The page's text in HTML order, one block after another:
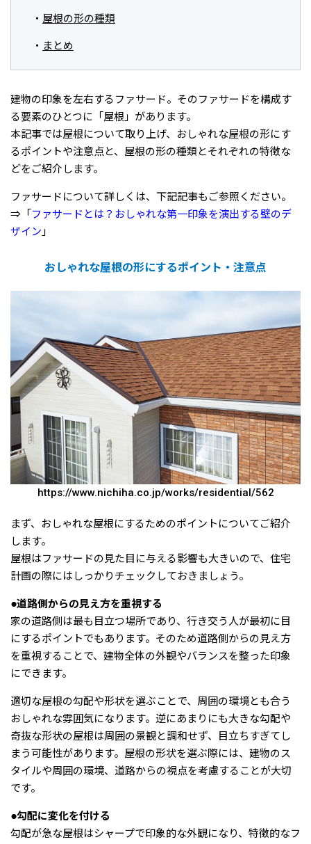
屋根の形の種類
まとめ
建物の印象を左右するファサード。そのファサードを構成す
る要素のひとつに「屋根」があります。
本記事では屋根について取り上げ、おしゃれな屋根の形にす
るポイントや注意点と、屋根の形の種類とそれぞれの特徴な
どをご紹介します。
ファサードについて詳しくは、下記記事もご参照ください。
⇒「 ファサードとは？おしゃれな第一印象を演出する壁のデ
ザイン 」
おしゃれな屋根の形にするポイント・注意点
https://www.nichiha.co.jp/works/residential/562
まず、おしゃれな屋根にするためのポイントについてご紹介
します。
屋根はファサードの見た目に与える影響も大きいので、住宅
計画の際にはしっかりチェックしておきましょう。
●道路側からの見え方を重視する
家の道路側は最も目立つ場所であり、行き交う人が最初に目
にするポイントでもあります。そのため道路側からの見え方
を重視することで、建物全体の外観やバランスを整った印象
にできます。
適切な屋根の勾配や形状を選ぶことで、周囲の環境とも合う
おしゃれな雰囲気になります。逆にあまりにも大きな勾配や
奇抜な形状の屋根は周囲の景観と調和せず、目立ちすぎてし
まう可能性があります。屋根の形状を選ぶ際には、建物のス
タイルや周囲の環境、道路からの視点を考慮することが大切
です。
●勾配に変化を付ける
勾配が急な屋根はシャープで印象的な外観になり、特徴的なフ